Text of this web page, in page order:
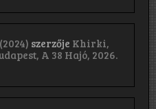
szerzője Khirki,
A 38 Hajó, 2026.